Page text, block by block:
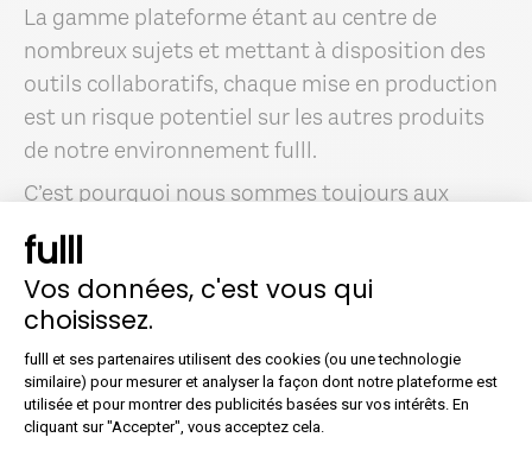
fulll
Vos données, c'est vous qui
choisissez.
Plateforme de Gestion du
fulll et ses partenaires utilisent des cookies (ou une technologie
similaire) pour mesurer et analyser la façon dont notre plateforme est
utilisée et pour montrer des publicités basées sur vos intérêts. En
cliquant sur "Accepter", vous acceptez cela.
Axeptio consent
La gamme plateforme étant au centre de
nombreux sujets et mettant à disposition des
outils collaboratifs, chaque mise en production
est un risque potentiel sur les autres produits
de notre environnement fulll.
C’est pourquoi nous sommes toujours aux
aguets dans ces moments-là, afin de s’assurer
que nous restons pertinents et que nous ne
créons pas de régression. C’est pour moi la plus
grosse problématique, au-delà de nos nouvelles
fonctionnalités toujours challengeantes, et de
notre roadmap à suivre.